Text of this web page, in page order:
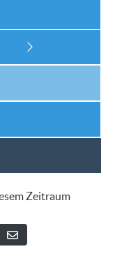
Zeitraum